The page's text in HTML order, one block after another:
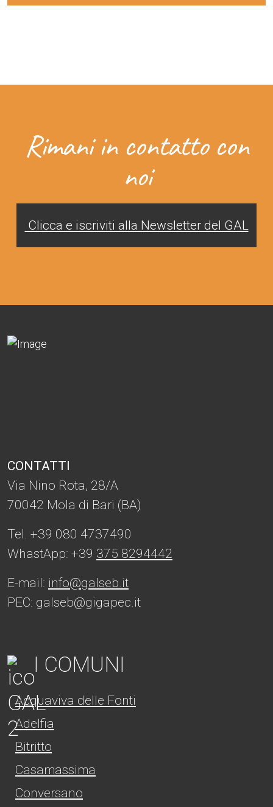
Rimani in contatto con
noi
Clicca e iscriviti alla Newsletter del GAL
CONTATTI
Via Nino Rota, 28/A
70042 Mola di Bari (BA)
Tel. +39 080 4737490
WhastApp: +39 375 8294442
E-mail: info@galseb.it
PEC: galseb@gigapec.it
I COMUNI
Acquaviva delle Fonti
Adelfia
Bitritto
Casamassima
Conversano